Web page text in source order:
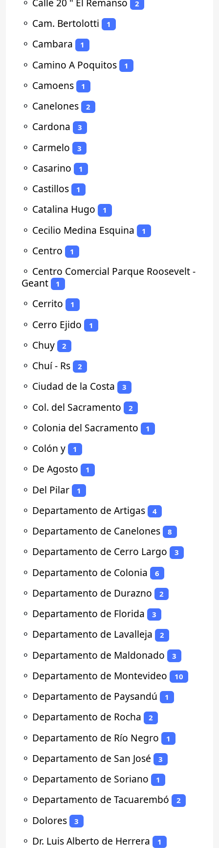
2
⚬ Cam. Bertolotti 1
⚬ Cambara 1
⚬ Camino A Poquitos 1
⚬ Camoens 1
⚬ Canelones 2
⚬ Cardona 3
⚬ Carmelo 3
⚬ Casarino 1
⚬ Castillos 1
⚬ Catalina Hugo 1
⚬ Cecilio Medina Esquina 1
⚬ Centro 1
⚬ Centro Comercial Parque Roosevelt -
Geant
1
⚬ Cerrito 1
⚬ Cerro Ejido 1
⚬ Chuy 2
⚬ Chuí - Rs 2
⚬ Ciudad de la Costa 3
⚬ Col. del Sacramento 2
⚬ Colonia del Sacramento 1
⚬ Colón y 1
⚬ De Agosto 1
⚬ Del Pilar 1
⚬ Departamento de Artigas 4
⚬ Departamento de Canelones 8
⚬ Departamento de Cerro Largo 3
⚬ Departamento de Colonia 6
⚬ Departamento de Durazno 2
⚬ Departamento de Florida 3
⚬ Departamento de Lavalleja 2
⚬ Departamento de Maldonado 3
⚬ Departamento de Montevideo 10
⚬ Departamento de Paysandú 1
⚬ Departamento de Rocha 2
⚬ Departamento de Río Negro 1
⚬ Departamento de San José 3
⚬ Departamento de Soriano 1
⚬ Departamento de Tacuarembó 2
⚬ Dolores 3
⚬ Dr. Luis Alberto de Herrera 1